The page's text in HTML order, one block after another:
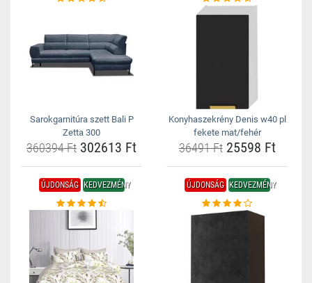
Sarokgarnitúra szett Bali P
Zetta 300
360394 Ft 302613 Ft
Konyhaszekrény Denis w40 pl
fekete mat/fehér
36491 Ft25598 Ft
ÚJDONSÁG KEDVEZMÉNY ÚJDONSÁG KEDVEZMÉNY